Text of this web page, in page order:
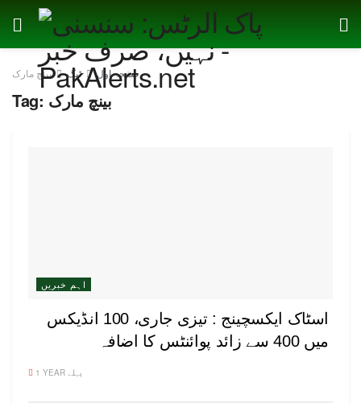
صفحہ اول ٹیگ بینچ مارک
Tag: بینچ مارک
اہم خبریں
اسٹاک ایکسچینج : تیزی جاری، 100 انڈیکس
میں 400 سے زائد پوائنٹس کا اضافہ
1 YEAR پہلے